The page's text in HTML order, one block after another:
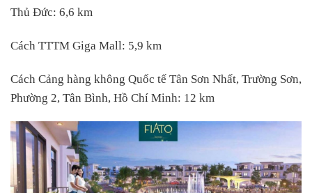
Thủ Đức: 6,6 km
Cách TTTM Giga Mall: 5,9 km
Cách Cảng hàng không Quốc tế Tân Sơn Nhất, Trường Sơn,
Phường 2, Tân Bình, Hồ Chí Minh: 12 km